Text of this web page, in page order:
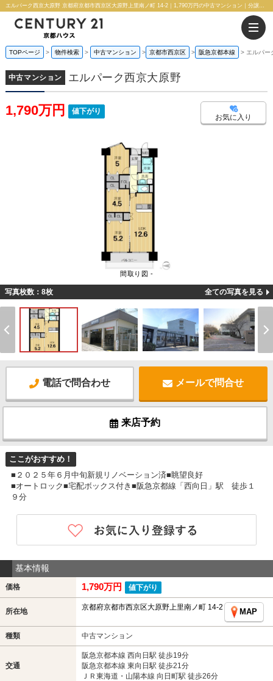
エルパーク西京大原野 京都府京都市西京区大原野上里南ノ町 14-2｜1,790万円の中古マンション｜分譲住宅や新築物件｜株式会社 京都ハウス
TOPページ 物件検索 中古マンション 京都市西京区 阪急京都本線 エルパー
中古マンション エルパーク西京大原野
1,790万円 値下がり
お気に入り
間取り図 -
写真枚数：8枚 全ての写真を見る
電話で問合わせ メールで問合せ
来店予約
ここがおすすめ！
■２０２５年６月中旬新規リノベーション済■眺望良好
■オートロック■宅配ボックス付き■阪急京都線「西向日」駅 徒歩１
９分
基本情報
価格 1,790万円 値下がり
所在地 京都府京都市西京区大原野上里南ノ町 14-2
MAP
種類 中古マンション
交通
阪急京都本線 西向日駅 徒歩19分
阪急京都本線 東向日駅 徒歩21分
ＪＲ東海道・山陽本線 向日町駅 徒歩26分